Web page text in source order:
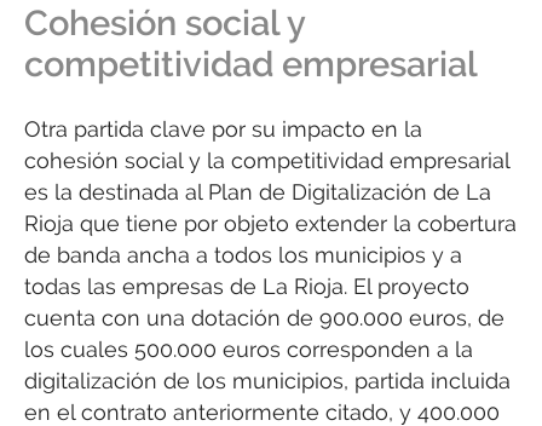
Cohesión social y
competitividad empresarial
Otra partida clave por su impacto en la
cohesión social y la competitividad empresarial
es la destinada al Plan de Digitalización de La
Rioja que tiene por objeto extender la cobertura
de banda ancha a todos los municipios y a
todas las empresas de La Rioja. El proyecto
cuenta con una dotación de 900.000 euros, de
los cuales 500.000 euros corresponden a la
digitalización de los municipios, partida incluida
en el contrato anteriormente citado, y 400.000